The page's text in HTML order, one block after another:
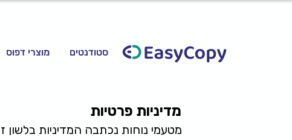
סטודנטים מוצרי דפוס
מדיניות פרטיות
מטעמי נוחות נכתבה המדיניות